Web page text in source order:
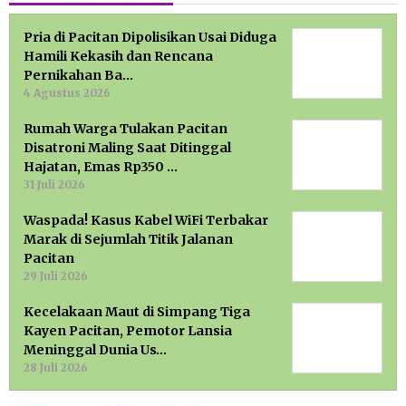
Pria di Pacitan Dipolisikan Usai Diduga
Hamili Kekasih dan Rencana
Pernikahan Ba…
4 Agustus 2026
Rumah Warga Tulakan Pacitan
Disatroni Maling Saat Ditinggal
Hajatan, Emas Rp350 …
31 Juli 2026
Waspada! Kasus Kabel WiFi Terbakar
Marak di Sejumlah Titik Jalanan
Pacitan
29 Juli 2026
Kecelakaan Maut di Simpang Tiga
Kayen Pacitan, Pemotor Lansia
Meninggal Dunia Us…
28 Juli 2026